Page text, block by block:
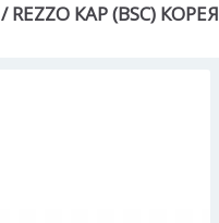
КАР (BSC) КОРЕЯ